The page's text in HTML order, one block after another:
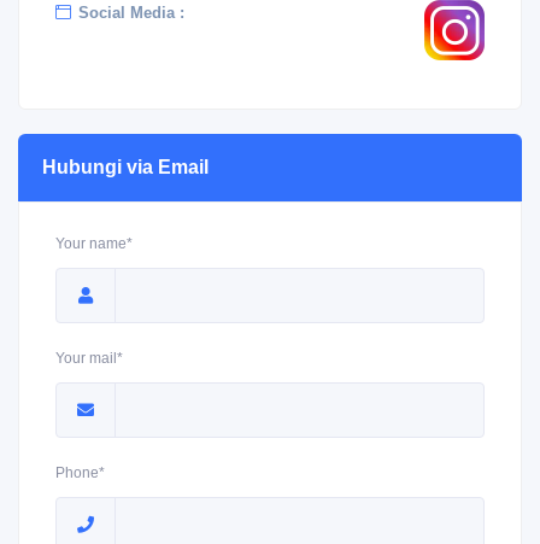
Social Media :
Hubungi via Email
Your name*
Your mail*
Phone*